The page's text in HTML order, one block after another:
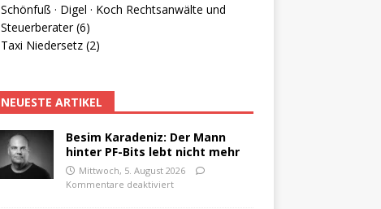
Schönfuß · Digel · Koch Rechtsanwälte und
Steuerberater (6)
Taxi Niedersetz (2)
NEUESTE ARTIKEL
Besim Karadeniz: Der Mann
hinter PF-Bits lebt nicht mehr
Mittwoch, 5. August 2026
Kommentare deaktiviert